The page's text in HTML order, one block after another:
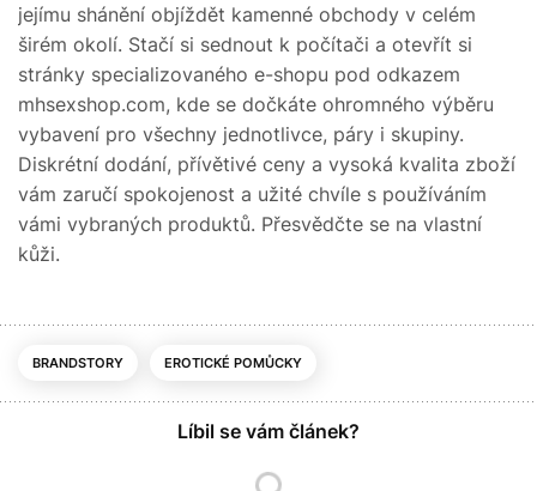
jejímu shánění objíždět kamenné obchody v celém
širém okolí. Stačí si sednout k počítači a otevřít si
stránky specializovaného e-shopu pod odkazem
mhsexshop.com, kde se dočkáte ohromného výběru
vybavení pro všechny jednotlivce, páry i skupiny.
Diskrétní dodání, přívětivé ceny a vysoká kvalita zboží
vám zaručí spokojenost a užité chvíle s používáním
vámi vybraných produktů. Přesvědčte se na vlastní
kůži.
BRANDSTORY EROTICKÉ POMŮCKY
Líbil se vám článek?